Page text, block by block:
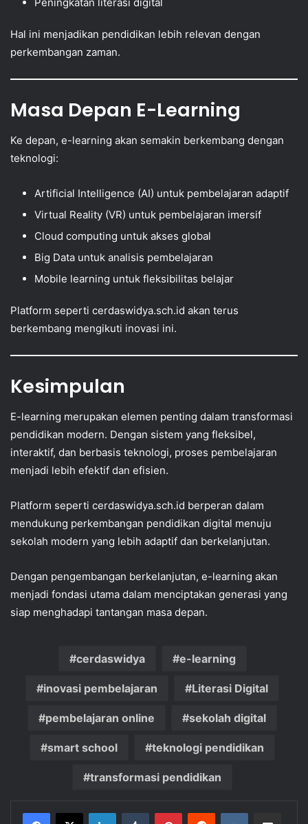
Hal ini menjadikan pendidikan lebih relevan dengan
perkembangan zaman.
Masa Depan E-Learning
Ke depan, e-learning akan semakin berkembang dengan
teknologi:
Artificial Intelligence (AI) untuk pembelajaran adaptif
Virtual Reality (VR) untuk pembelajaran imersif
Cloud computing untuk akses global
Big Data untuk analisis pembelajaran
Mobile learning untuk fleksibilitas belajar
Platform seperti cerdaswidya.sch.id akan terus
berkembang mengikuti inovasi ini.
Kesimpulan
E-learning merupakan elemen penting dalam transformasi
pendidikan modern. Dengan sistem yang fleksibel,
interaktif, dan berbasis teknologi, proses pembelajaran
menjadi lebih efektif dan efisien.
Platform seperti cerdaswidya.sch.id berperan dalam
mendukung perkembangan pendidikan digital menuju
sekolah modern yang lebih adaptif dan berkelanjutan.
Dengan pengembangan berkelanjutan, e-learning akan
menjadi fondasi utama dalam menciptakan generasi yang
siap menghadapi tantangan masa depan.
cerdaswidya e-learning
inovasi pembelajaran Literasi Digital
pembelajaran online sekolah digital
smart school teknologi pendidikan
transformasi pendidikan
LinkedInTumblr PinterestReddit VKontakte